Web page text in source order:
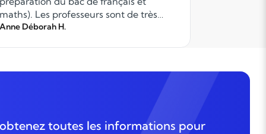
maths). Les professeurs sont de très
grande qualité. Ils dispensent leur cours
Anne Déborah H.
toutes les informations pour